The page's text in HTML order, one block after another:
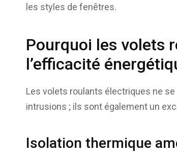
les styles de fenêtres.
Pourquoi les volets
l’efficacité
Les volets roulants électriques ne
intrusions ; ils sont également un
Isolation thermique